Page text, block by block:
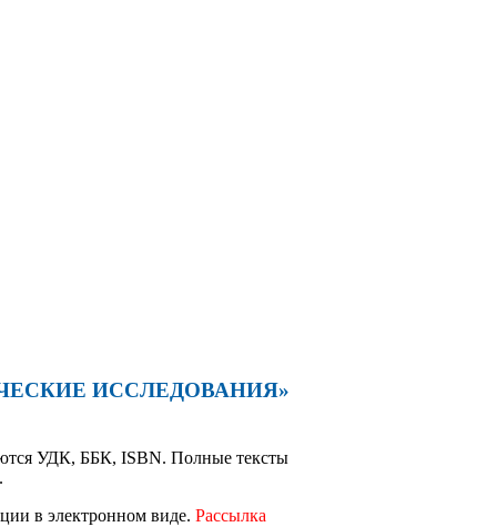
ИССЛЕДОВАНИЯ»
УДК, ББК, ISBN. Полные тексты
в электронном виде. Рассылка